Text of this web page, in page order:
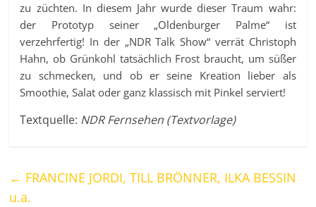
zu züchten. In diesem Jahr wurde dieser Traum wahr:
der Prototyp seiner „Oldenburger Palme“ ist
verzehrfertig! In der „NDR Talk Show“ verrät Christoph
Hahn, ob Grünkohl tatsächlich Frost braucht, um süßer
zu schmecken, und ob er seine Kreation lieber als
Smoothie, Salat oder ganz klassisch mit Pinkel serviert!
Textquelle: NDR Fernsehen (Textvorlage)
← FRANCINE JORDI, TILL BRÖNNER, ILKA BESSIN
u.a.